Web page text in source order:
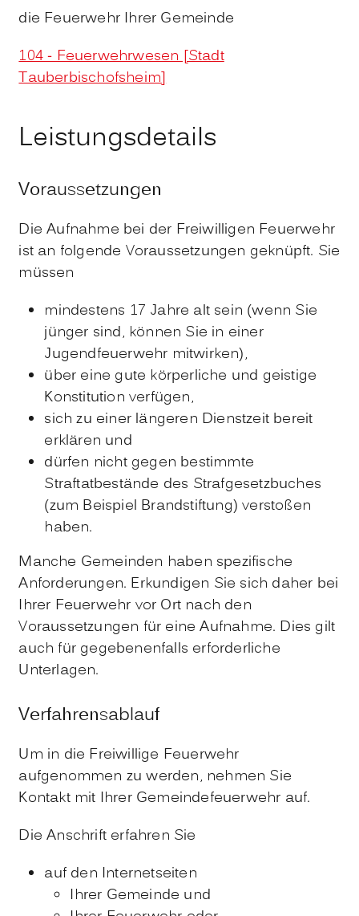
die Feuerwehr Ihrer Gemeinde
104 - Feuerwehrwesen [Stadt
Tauberbischofsheim]
Leistungsdetails
Voraussetzungen
Die Aufnahme bei der Freiwilligen Feuerwehr
ist an folgende Voraussetzungen geknüpft. Sie
müssen
mindestens 17 Jahre alt sein (wenn Sie
jünger sind, können Sie in einer
Jugendfeuerwehr mitwirken),
über eine gute körperliche und geistige
Konstitution verfügen,
sich zu einer längeren Dienstzeit bereit
erklären und
dürfen nicht gegen bestimmte
Straftatbestände des Strafgesetzbuches
(zum Beispiel Brandstiftung) verstoßen
haben.
Manche Gemeinden haben spezifische
Anforderungen. Erkundigen Sie sich daher bei
Ihrer Feuerwehr vor Ort nach den
Voraussetzungen für eine Aufnahme. Dies gilt
auch für gegebenenfalls erforderliche
Unterlagen.
Verfahrensablauf
Um in die Freiwillige Feuerwehr
aufgenommen zu werden, nehmen Sie
Kontakt mit Ihrer Gemeindefeuerwehr auf.
Die Anschrift erfahren Sie
auf den Internetseiten
Ihrer Gemeinde und